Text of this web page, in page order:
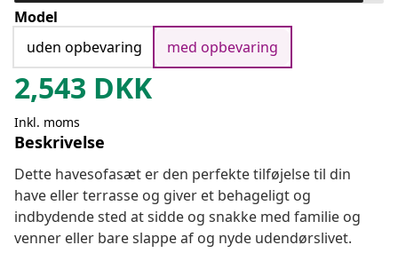
Model
uden opbevaring
med opbevaring
2,543 DKK
Inkl. moms
Beskrivelse
Dette havesofasæt er den perfekte tilføjelse til din
have eller terrasse og giver et behageligt og
indbydende sted at sidde og snakke med familie og
venner eller bare slappe af og nyde udendørslivet.